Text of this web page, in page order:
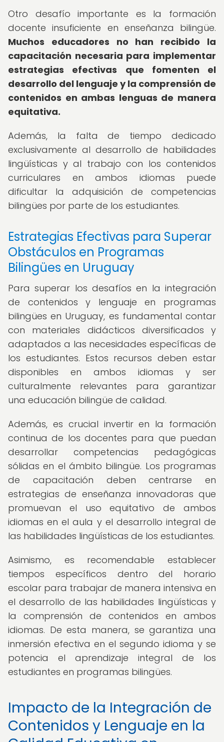
Otro desafío importante es la formación
docente insuficiente en enseñanza bilingüe.
Muchos educadores no han recibido la
capacitación necesaria para implementar
estrategias efectivas que fomenten el
desarrollo del lenguaje y la comprensión de
contenidos en ambas lenguas de manera
equitativa.
Además, la falta de tiempo dedicado
exclusivamente al desarrollo de habilidades
lingüísticas y al trabajo con los contenidos
curriculares en ambos idiomas puede
dificultar la adquisición de competencias
bilingües por parte de los estudiantes.
Estrategias Efectivas para Superar
Obstáculos en Programas
Bilingües en Uruguay
Para superar los desafíos en la integración
de contenidos y lenguaje en programas
bilingües en Uruguay, es fundamental contar
con materiales didácticos diversificados y
adaptados a las necesidades específicas de
los estudiantes. Estos recursos deben estar
disponibles en ambos idiomas y ser
culturalmente relevantes para garantizar
una educación bilingüe de calidad.
Además, es crucial invertir en la formación
continua de los docentes para que puedan
desarrollar competencias pedagógicas
sólidas en el ámbito bilingüe. Los programas
de capacitación deben centrarse en
estrategias de enseñanza innovadoras que
promuevan el uso equitativo de ambos
idiomas en el aula y el desarrollo integral de
las habilidades lingüísticas de los estudiantes.
Asimismo, es recomendable establecer
tiempos específicos dentro del horario
escolar para trabajar de manera intensiva en
el desarrollo de las habilidades lingüísticas y
la comprensión de contenidos en ambos
idiomas. De esta manera, se garantiza una
inmersión efectiva en el segundo idioma y se
potencia el aprendizaje integral de los
estudiantes en programas bilingües.
Impacto de la Integración de
Contenidos y Lenguaje en la